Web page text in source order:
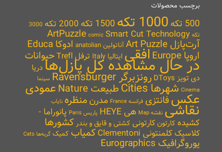
برچسب محصولات
500 تکه 1000 تکه 1500 تکه 2000 تکه
3000
تکه
ArtPuzzle comic Smart Cut Technology
آرت‌پازل Art Puzzle آناتولین anatolian ادوکا Educa
اروپا Europe افقی ایتالیا Italy ترفل Trefl حیواناتدر حال مشاهده کل پازل‌هادریا
دی تویز DToys
رونزبرگر Ravensburger
سینما
Cinema شهرها Cities طبیعت Nature عمودی
عکسفانتزی فرانسه France مدرنمنظره نایاب نقاشی نقشه Map هی HEYE پاریس Paris
پانوراما -
کشیده کارتونکارتونی کشتی و قایق و بندر کشورها
کلاسیککلمنتونی Clementoni کمیاب کمیک گربه‌ها Cats
یوروگرافیک Eurographics